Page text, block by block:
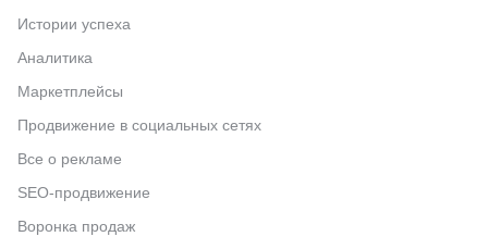
Истории успеха
Аналитика
Маркетплейсы
Продвижение в социальных сетях
Все о рекламе
SEO-продвижение
Воронка продаж